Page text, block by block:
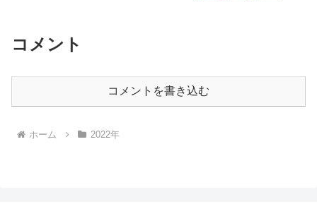
コメント
コメントを書き込む
ホーム 2022年